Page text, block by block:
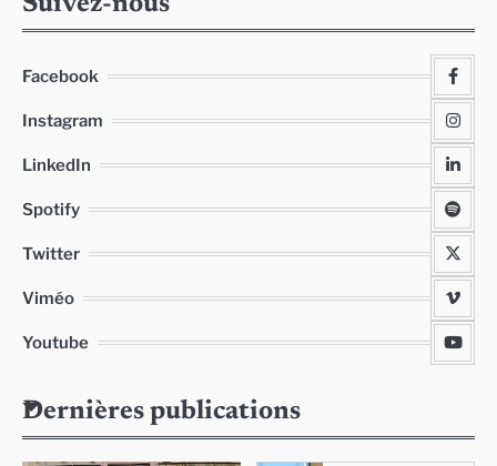
Facebook
Instagram
LinkedIn
Spotify
Twitter
Viméo
Youtube
Dernières publications